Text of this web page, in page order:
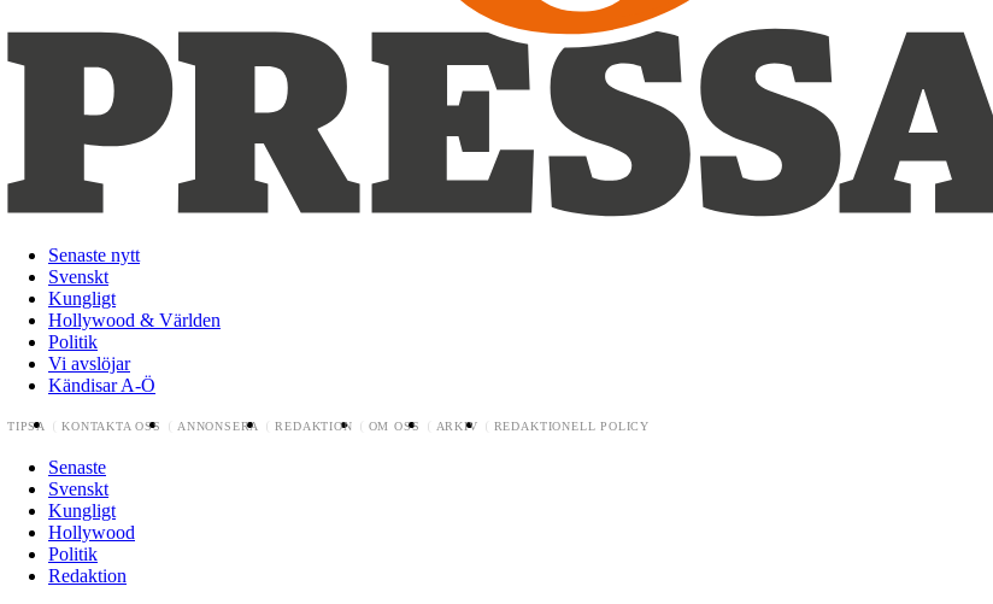
Senaste nytt
Svenskt
Kungligt
Hollywood & Världen
Politik
Vi avslöjar
Kändisar A-Ö
TIPSA KONTAKTA OSS ANNONSERA REDAKTION OM OSS ARKIV REDAKTIONELL POLICY
Senaste
Svenskt
Kungligt
Hollywood
Politik
Redaktion